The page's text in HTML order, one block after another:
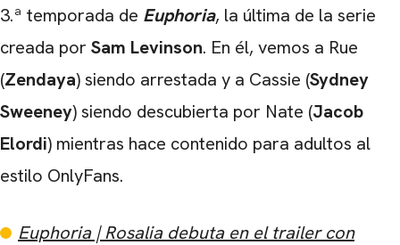
3.ª temporada de Euphoria, la última de la serie
creada por Sam Levinson. En él, vemos a Rue
(Zendaya) siendo arrestada y a Cassie (Sydney
Sweeney) siendo descubierta por Nate (Jacob
Elordi) mientras hace contenido para adultos al
estilo OnlyFans.
Euphoria | Rosalia debuta en el trailer con